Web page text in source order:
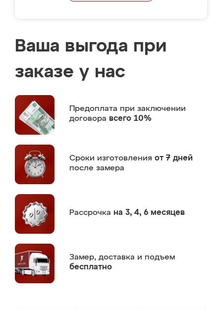
Ваша выгода при
заказе у нас
Предоплата при заключении
договора всего 10%
Сроки изготовления от 7 дней
после замера
Рассрочка на 3, 4, 6 месяцев
Замер, доставка и подъем
бесплатно